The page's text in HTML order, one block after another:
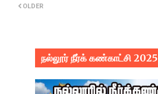
OLDER
நல்லூர் நீர்க் கண்காட்சி 2025